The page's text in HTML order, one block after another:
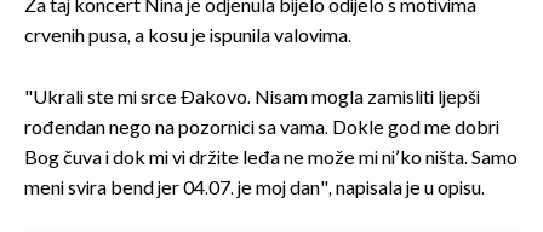
Za taj koncert Nina je odjenula bijelo odijelo s motivima
crvenih pusa, a kosu je ispunila valovima.
"Ukrali ste mi srce Đakovo. Nisam mogla zamisliti ljepši
rođendan nego na pozornici sa vama. Dokle god me dobri
Bog čuva i dok mi vi držite leđa ne može mi ni’ko ništa. Samo
meni svira bend jer 04.07. je moj dan", napisala je u opisu.